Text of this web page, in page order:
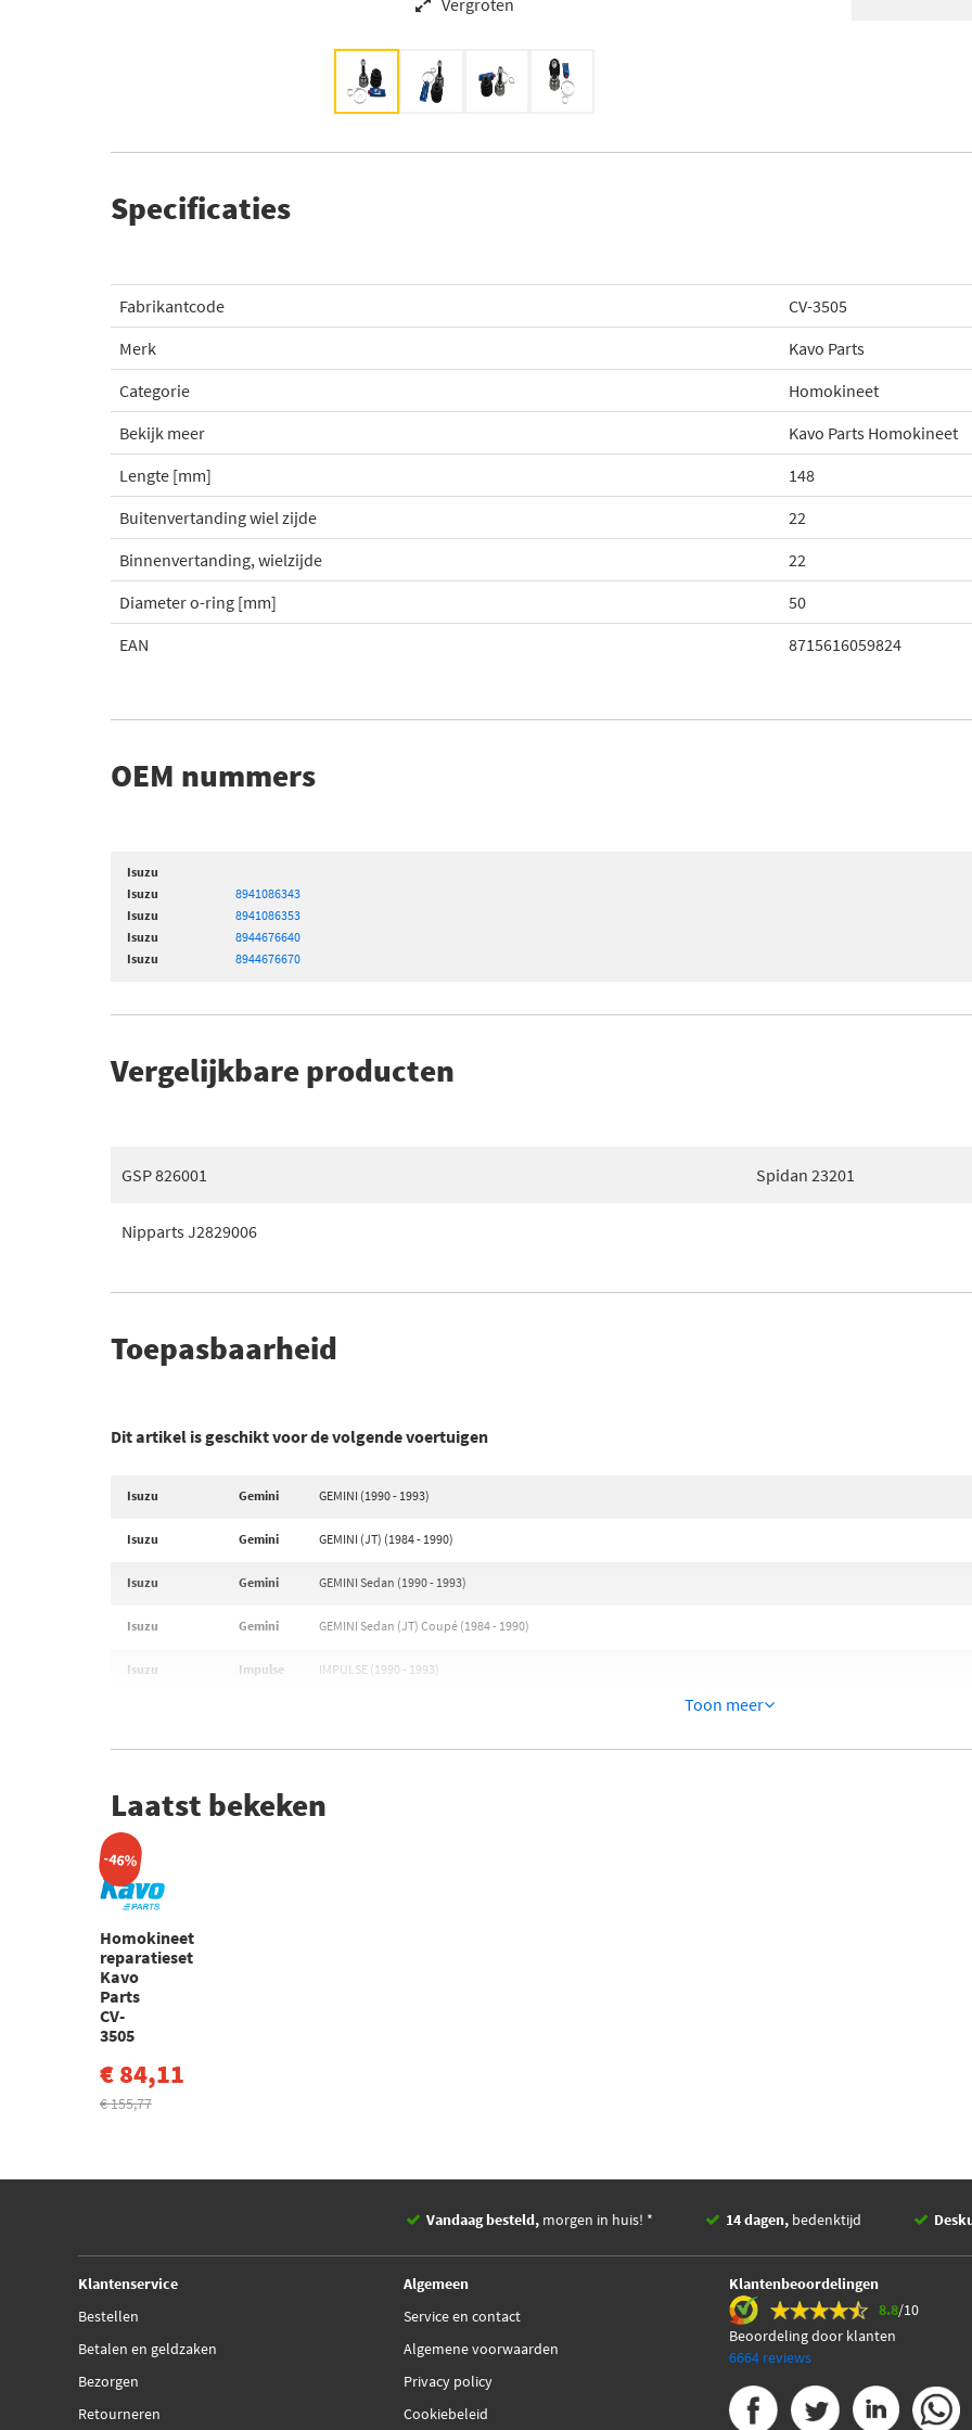
Vergroten
Specificaties
Fabrikantcode
CV-3505
Merk
Kavo Parts
Categorie
Homokineet
Bekijk meer
Kavo Parts Homokineet
Lengte [mm]
148
Buitenvertanding wiel zijde
22
Binnenvertanding, wielzijde
22
Diameter o-ring [mm]
50
EAN
8715616059824
OEM nummers
Isuzu
Isuzu
8941086343
Isuzu
8941086353
Isuzu
8944676640
Isuzu
8944676670
Vergelijkbare producten
GSP 826001
Nipparts J2829006
Spidan 23201
Toepasbaarheid
Dit artikel is geschikt voor de volgende voertuigen
Isuzu Gemini GEMINI (1990 - 1993)
Isuzu Gemini GEMINI (JT) (1984 - 1990)
Isuzu Gemini GEMINI Sedan (1990 - 1993)
Isuzu Gemini GEMINI Sedan (JT) Coupé (1984 - 1990)
Isuzu Impulse IMPULSE (1990 - 1993)
Toon meer
Laatst bekeken
-46%
Homokineet
reparatieset
Kavo
Parts
CV-
3505
€ 84,11
€ 155,77
Vandaag besteld, morgen in huis! * 14 dagen, bedenktijd
Klantenservice
Bestellen
Betalen en geldzaken
Bezorgen
Retourneren
Algemeen
Service en contact
Algemene voorwaarden
Privacy policy
Cookiebeleid
Klantenbeoordelingen
8.8/10
Beoordeling door klanten
6664 reviews